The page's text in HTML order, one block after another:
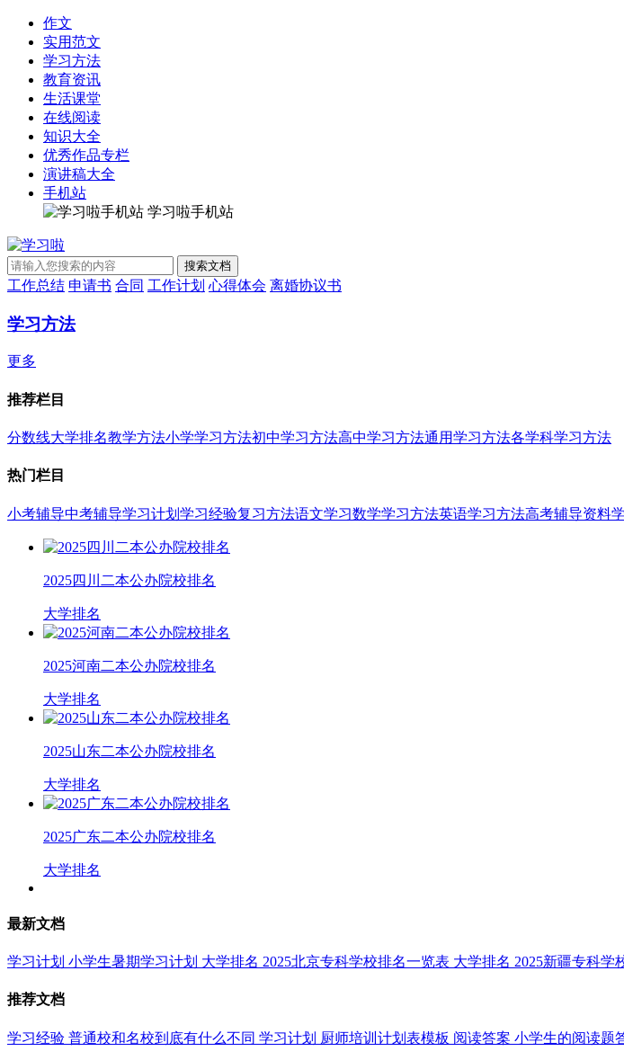
作文
实用范文
学习方法
教育资讯
生活课堂
在线阅读
知识大全
优秀作品专栏
演讲稿大全
手机站
学习啦手机站
工作总结 申请书 合同 工作计划 心得体会 离婚协议书
学习方法
更多
推荐栏目
分数线大学排名教学方法小学学习方法初中学习方法高中学习方法通用学习方法各学科学习方法
热门栏目
小考辅导中考辅导学习计划 学习经验复习方法语文学习数学学习方法英语学习方法高考辅导资料
2025四川二本公办院校排名
大学排名
2025河南二本公办院校排名
大学排名
2025山东二本公办院校排名
大学排名
2025广东二本公办院校排名
大学排名
最新文档
学习计划 小学生暑期学习计划 大学排名 2025北京专科学校排名一览表 大学排名 2025新疆专科学
推荐文档
学习经验 普通校和名校到底有什么不同 学习计划 厨师培训计划表模板 阅读答案 小学生的阅读题